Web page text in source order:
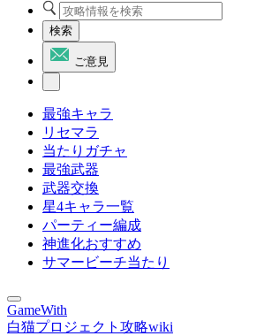
検索
ご意見
最強キャラ
リセマラ
当たりガチャ
最強武器
武器交換
星4キャラ一覧
パーティー編成
神進化おすすめ
サマービーチ当たり
GameWith
白猫プロジェクト攻略wiki